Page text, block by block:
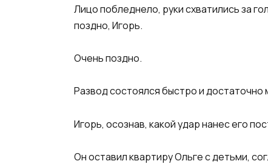
Лицо побледнело, руки схватились за
поздно, Игорь.
Очень поздно.
Развод состоялся быстро и достаточно
Игорь, осознав, какой удар нанес его
Он оставил квартиру Ольге с детьми,